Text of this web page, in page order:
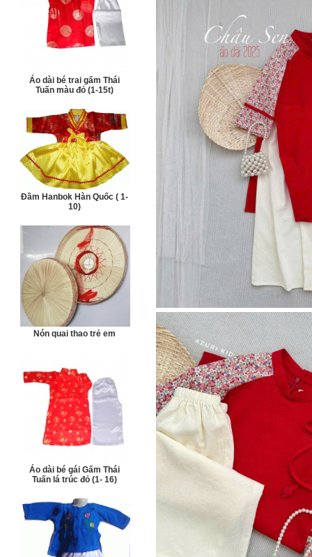
Áo dài bé trai gấm Thái
Tuấn màu đỏ (1-15t)
Đầm Hanbok Hàn Quốc ( 1-
10)
Nón quai thao trẻ em
Áo dài bé gái Gấm Thái
Tuấn lá trúc đỏ (1- 16)